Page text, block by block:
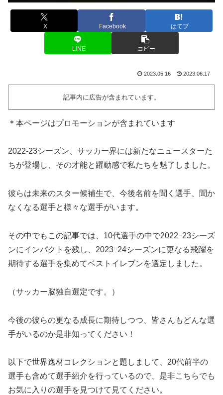
X Facebook はてブ
LINE コピー
2023.05.16 2023.06.17
記事内に広告が含まれています。
＊本ページはプロモーションが含まれています
2022-23シーズン、サッカー界には新たなニュースターた
ちが登場し、その才能と躍動感で私たちを魅了しました。
彼らは未来のスター候補生で、今後名前を聞く選手、聞か
なくなる選手と様々な選手がいます。
その中でもこの記事では、10代選手の中で2022ｰ23シーズ
ンにインパクトを残し、2023ｰ24シーズンに更なる飛躍を
期待する選手を集めてベストイレブンを選定しました。
（サッカー脳独自選定です。）
今後の彼らの更なる成長に期待しつつ、皆さんもどんな選
手がいるのか是非知ってください！
以下で世界逸材コレクションと題しまして、20代前半の
選手も含めて選手紹介を行っているので、是非こちらでも
お気に入りの選手を見つけて見てください。